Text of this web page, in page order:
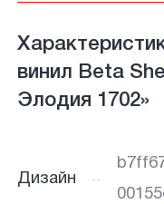
винил Beta
Элодия 1702»
Дизайн